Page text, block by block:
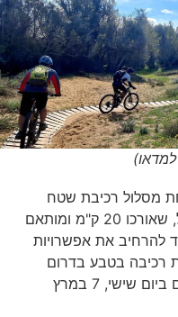
מסלול רכיבת שטח
חדש – סינגל יער יד מרדכי. הסינגל, שאורכו 20 ק"מ ומותאם
את אפשרויות
רכיבה בטבע בדרום
הארץ. אירוע ההשקה הרשמי יתקיים ביום שישי, 7 במרץ